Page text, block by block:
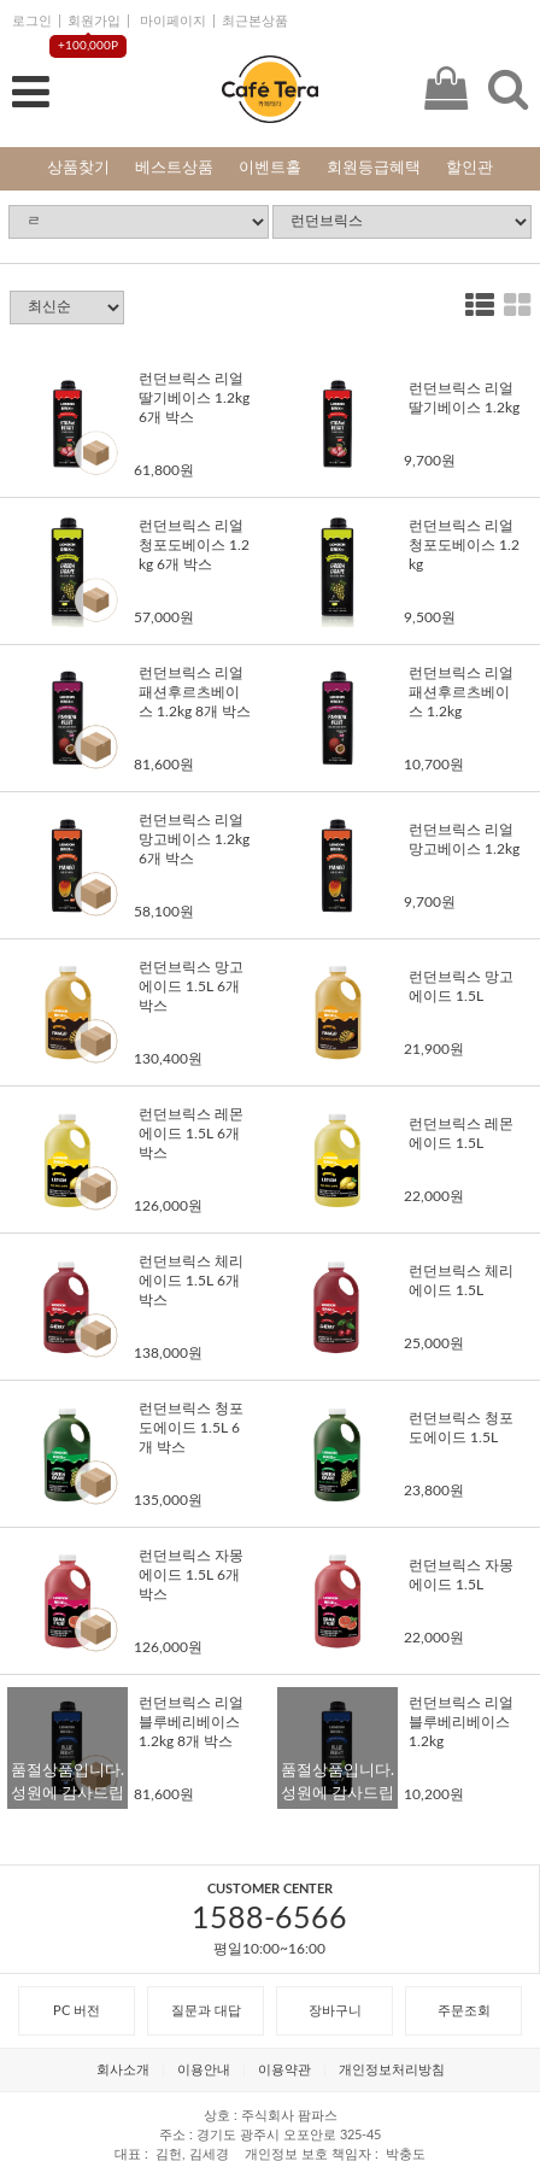
로그인 회원가입
+100,000P
마이페이지 최근본상품
상품찾기 베스트상품 이벤트홀 회원등급혜택 할인관
런던브릭스 리얼
딸기베이스 1.2kg
6개 박스
61,800원
런던브릭스 리얼
딸기베이스 1.2kg
9,700원
런던브릭스 리얼
청포도베이스 1.2
kg 6개 박스
57,000원
런던브릭스 리얼
청포도베이스 1.2
kg
9,500원
런던브릭스 리얼
패션후르츠베이
스 1.2kg 8개 박스
81,600원
런던브릭스 리얼
패션후르츠베이
스 1.2kg
10,700원
런던브릭스 리얼
망고베이스 1.2kg
6개 박스
58,100원
런던브릭스 리얼
망고베이스 1.2kg
9,700원
런던브릭스 망고
에이드 1.5L 6개
박스
130,400원
런던브릭스 망고
에이드 1.5L
21,900원
런던브릭스 레몬
에이드 1.5L 6개
박스
126,000원
런던브릭스 레몬
에이드 1.5L
22,000원
런던브릭스 체리
에이드 1.5L 6개
박스
138,000원
런던브릭스 체리
에이드 1.5L
25,000원
런던브릭스 청포
도에이드 1.5L 6
개 박스
135,000원
런던브릭스 청포
도에이드 1.5L
23,800원
런던브릭스 자몽
에이드 1.5L 6개
박스
126,000원
런던브릭스 자몽
에이드 1.5L
22,000원
품절상품입니다.
성원에 감사드립
런던브릭스 리얼
블루베리베이스
1.2kg 8개 박스
81,600원
품절상품입니다.
성원에 감사드립
런던브릭스 리얼
블루베리베이스
1.2kg
10,200원
CUSTOMER CENTER
1588-6566
평일10:00~16:00
PC 버전 질문과 대답 장바구니 주문조회
회사소개 이용안내 이용약관 개인정보처리방침
상호
주식회사 팜파스
주소
경기도 광주시 오포안로 325-45
대표
김헌, 김세경 개인정보 보호 책임자 박충도